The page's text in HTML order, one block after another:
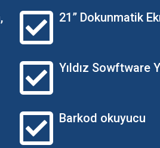
21” Dokunmatik
Yıldız Sowftware
Barkod okuyucu